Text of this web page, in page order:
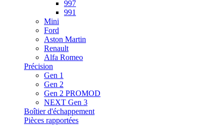
997
991
Mini
Ford
Aston Martin
Renault
Alfa Romeo
Précision
Gen 1
Gen 2
Gen 2 PROMOD
NEXT Gen 3
Boîtier d'échappement
Pièces rapportées